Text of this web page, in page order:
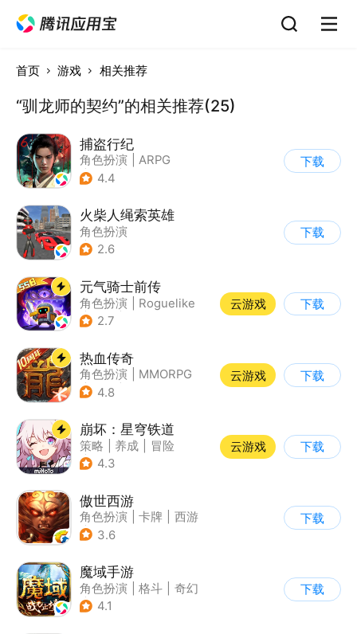
首页 游戏 相关推荐
“驯龙师的契约”的相关推荐(25)
捕盗行纪
角色扮演
ARPG
| 武侠
4.4
下载
火柴人绳索英雄
角色扮演
| 第三人称射击
2.6
下载
元气骑士前传
角色扮演
Roguelike
| 地牢
2.7
云游戏 下载
热血传奇
角色扮演
MMORPG
| 传奇
4.8
云游戏 下载
崩坏：星穹铁道
策略 养成
冒险
| 崩坏
4.3
云游戏 下载
傲世西游
角色扮演 卡牌
西游
| 卡通
3.6
下载
魔域手游
角色扮演 格斗
奇幻
| 魔域
4.1
下载